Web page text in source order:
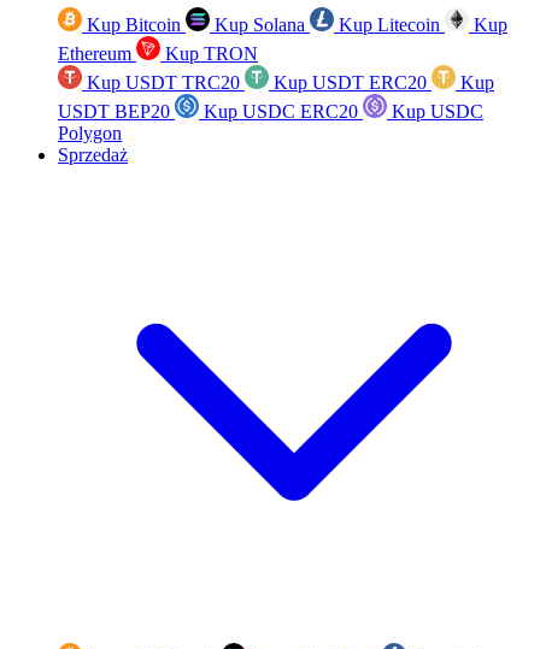
Kup Bitcoin Kup Solana Kup Litecoin
Kup
Ethereum
Kup TRON
Kup USDT TRC20
Kup USDT ERC20
Kup
USDT BEP20
Kup USDC ERC20
Kup USDC
Polygon
Sprzedaż